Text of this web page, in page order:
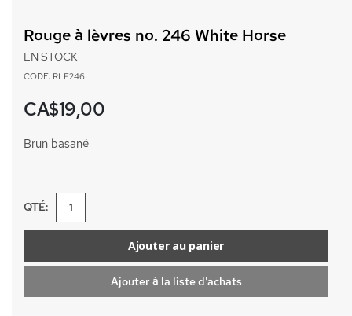
début
d’images
Rouge à lèvres no. 246 White Horse
EN STOCK
CODE: RLF246
CA$19,00
Brun basané
QTÉ:
Ajouter au panier
Ajouter à la liste d'achats